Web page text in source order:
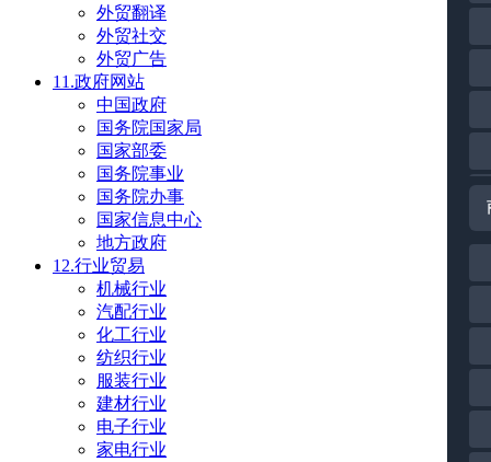
外贸翻译
外贸社交
外贸广告
11.政府网站
中国政府
国务院国家局
国家部委
国务院事业
国务院办事
国家信息中心
地方政府
12.行业贸易
机械行业
汽配行业
化工行业
纺织行业
服装行业
建材行业
电子行业
家电行业